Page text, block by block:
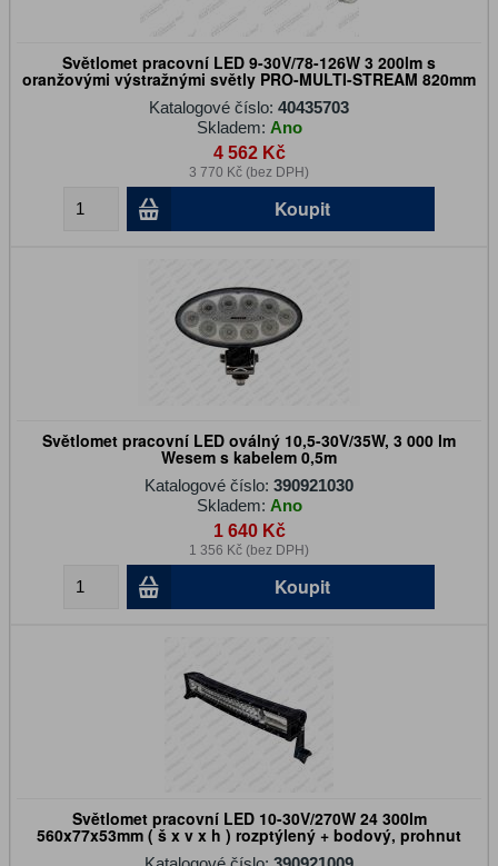
Světlomet pracovní LED 9-30V/78-126W 3 200lm s
oranžovými výstražnými světly PRO-MULTI-STREAM 820mm
Katalogové číslo: 40435703
Skladem: Ano
4 562 Kč
3 770 Kč (bez DPH)
Koupit
Světlomet pracovní LED oválný 10,5-30V/35W, 3 000 lm
Wesem s kabelem 0,5m
Katalogové číslo: 390921030
Skladem: Ano
1 640 Kč
1 356 Kč (bez DPH)
Koupit
Světlomet pracovní LED 10-30V/270W 24 300lm
560x77x53mm ( š x v x h ) rozptýlený + bodový, prohnut